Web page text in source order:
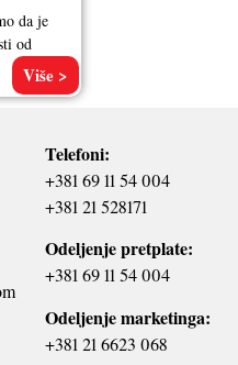
da je
od
Više >
Telefoni:
+381 69 11 54 004
+381 21 528171
Odeljenje pretplate:
+381 69 11 54 004
Odeljenje marketinga:
+381 21 6623 068